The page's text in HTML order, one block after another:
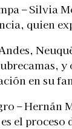
– Silvia
quien
en su
– Hernán
el proceso